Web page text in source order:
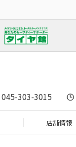
045-303-3015
店舗情報